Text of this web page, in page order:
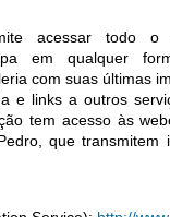
acessar todo o
em qualquer
com suas últimas
e links a outros
tem acesso às
que transmitem